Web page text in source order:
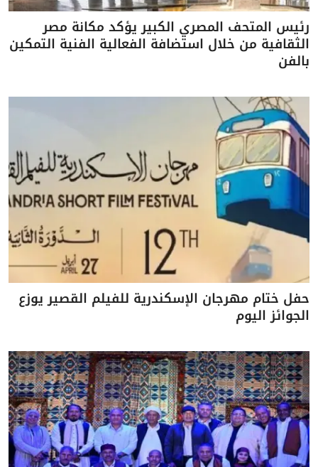
رئيس المتحف المصري الكبير يؤكد مكانة مصر
الثقافية من خلال استضافة الفعالية الفنية التمكين
بالفن
حفل ختام مهرجان الإسكندرية للفيلم القصير يوزع
الجوائز اليوم